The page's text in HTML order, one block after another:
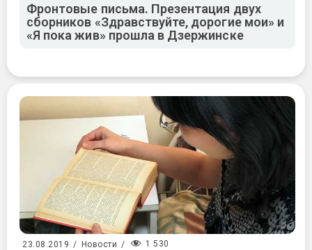
Фронтовые письма. Презентация двух
сборников «Здравствуйте, дорогие мои» и
«Я пока жив» прошла в Дзержинске
23.08.2019 / Новости / 1 530